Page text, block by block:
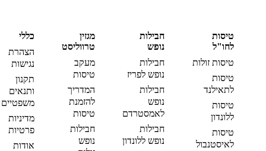
טיסות
לחו"ל
טיסות זולות
טיסות
לתאילנד
טיסות
ללונדון
טיסות
לאיסטנבול
חבילות
נופש
חבילות
נופש לפריז
חבילות
נופש
לאמסטרדם
חבילות
נופש ללונדון
מגזין
טרווליסט
מעקב
טיסות
המדריך
להזמנת
טיסות
חבילות
נופש
כללי
הצהרת
נגישות
תקנון
ותנאים
משפטיים
מדיניות
פרטיות
אודות